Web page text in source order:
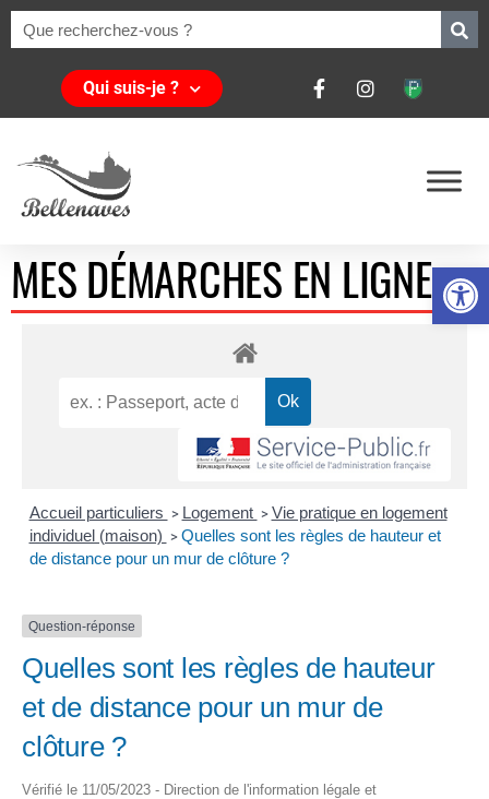
Ouvrir
Qui suis-je ?
MES DÉMARCHES EN LIGNE
Accueil particuliers > Logement > Vie pratique en logement
individuel (maison) > Quelles sont les règles de hauteur et
de distance pour un mur de clôture ?
Question-réponse
Quelles sont les règles de hauteur
et de distance pour un mur de
clôture ?
Vérifié le 11/05/2023 - Direction de l'information légale et